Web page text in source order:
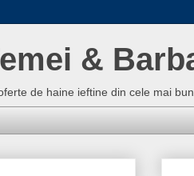
&
de haine ieftine din cele mai